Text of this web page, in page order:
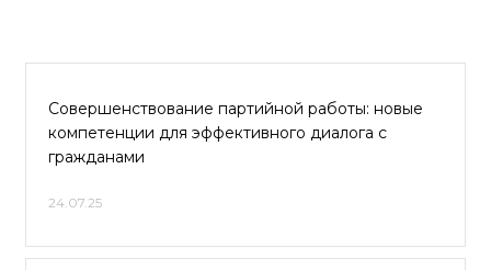
Совершенствование партийной работы: новые
компетенции для эффективного диалога с
гражданами
24.07.25